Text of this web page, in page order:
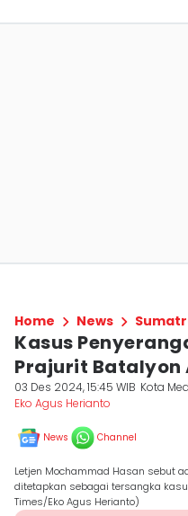
Home News
Kasus
Prajurit Batalyon
03 Des 2024, 15:45 WIB Kota
Eko Agus Herianto
News Channel
Letjen Mochammad Hasan sebut
ditetapkan sebagai tersangka
Times/Eko Agus Herianto)